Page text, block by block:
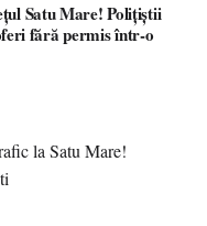
Satu Mare! Polițiștii
fără permis într-o